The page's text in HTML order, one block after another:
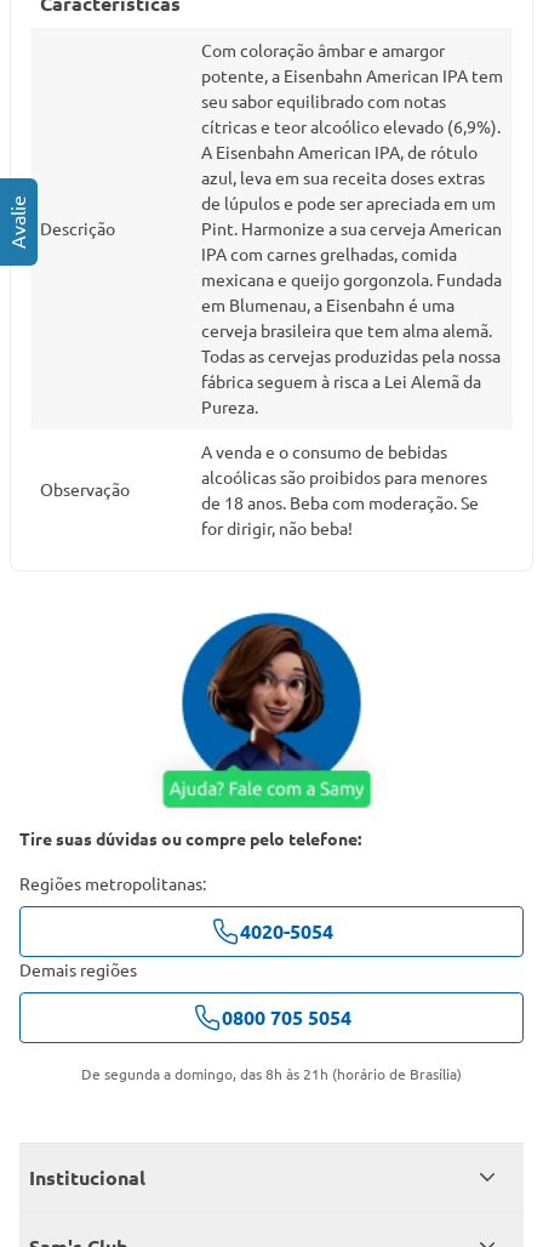
Descrição
Com coloração âmbar e amargor
potente, a Eisenbahn American IPA tem
seu sabor equilibrado com notas
cítricas e teor alcoólico elevado (6,9%).
A Eisenbahn American IPA, de rótulo
azul, leva em sua receita doses extras
de lúpulos e pode ser apreciada em um
Pint. Harmonize a sua cerveja American
IPA com carnes grelhadas, comida
mexicana e queijo gorgonzola. Fundada
em Blumenau, a Eisenbahn é uma
cerveja brasileira que tem alma alemã.
Todas as cervejas produzidas pela nossa
fábrica seguem à risca a Lei Alemã da
Pureza.
Observação
A venda e o consumo de bebidas
alcoólicas são proibidos para menores
de 18 anos. Beba com moderação. Se
for dirigir, não beba!
Tire suas dúvidas ou compre pelo telefone:
Regiões metropolitanas:
4020-5054
Demais regiões
0800 705 5054
De segunda a domingo, das 8h às 21h (horário de Brasília)
Institucional
Quem somos